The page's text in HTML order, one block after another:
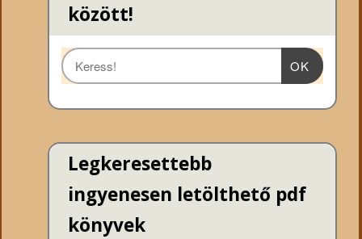
között!
OK
Legkeresettebb
ingyenesen letölthető pdf
könyvek